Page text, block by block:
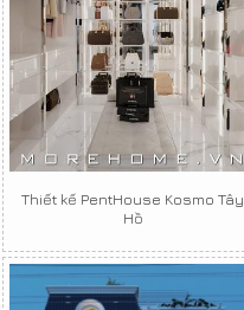
Thiết kế PentHouse Kosmo Tây
Hồ